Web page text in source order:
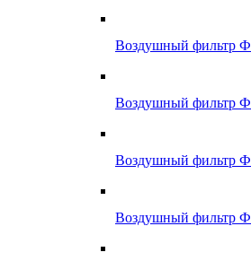
Воздушный фильтр
Воздушный фильтр
Воздушный фильтр
Воздушный фильтр